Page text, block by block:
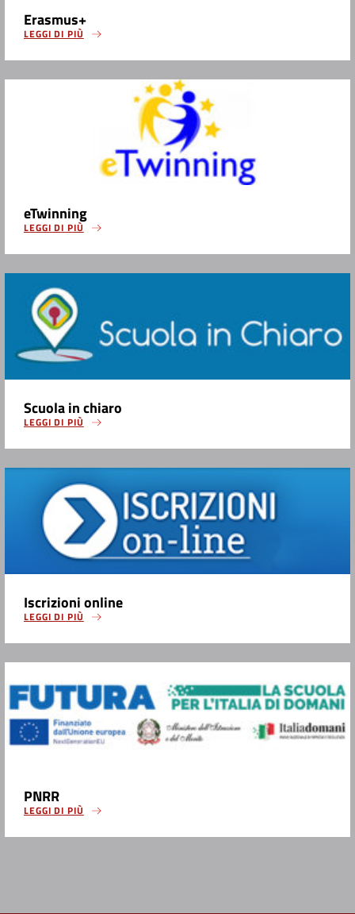
Erasmus+
LEGGI DI PIÙ
eTwinning
LEGGI DI PIÙ
Scuola in chiaro
LEGGI DI PIÙ
Iscrizioni online
LEGGI DI PIÙ
PNRR
LEGGI DI PIÙ